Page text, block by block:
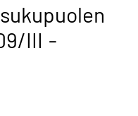
III -